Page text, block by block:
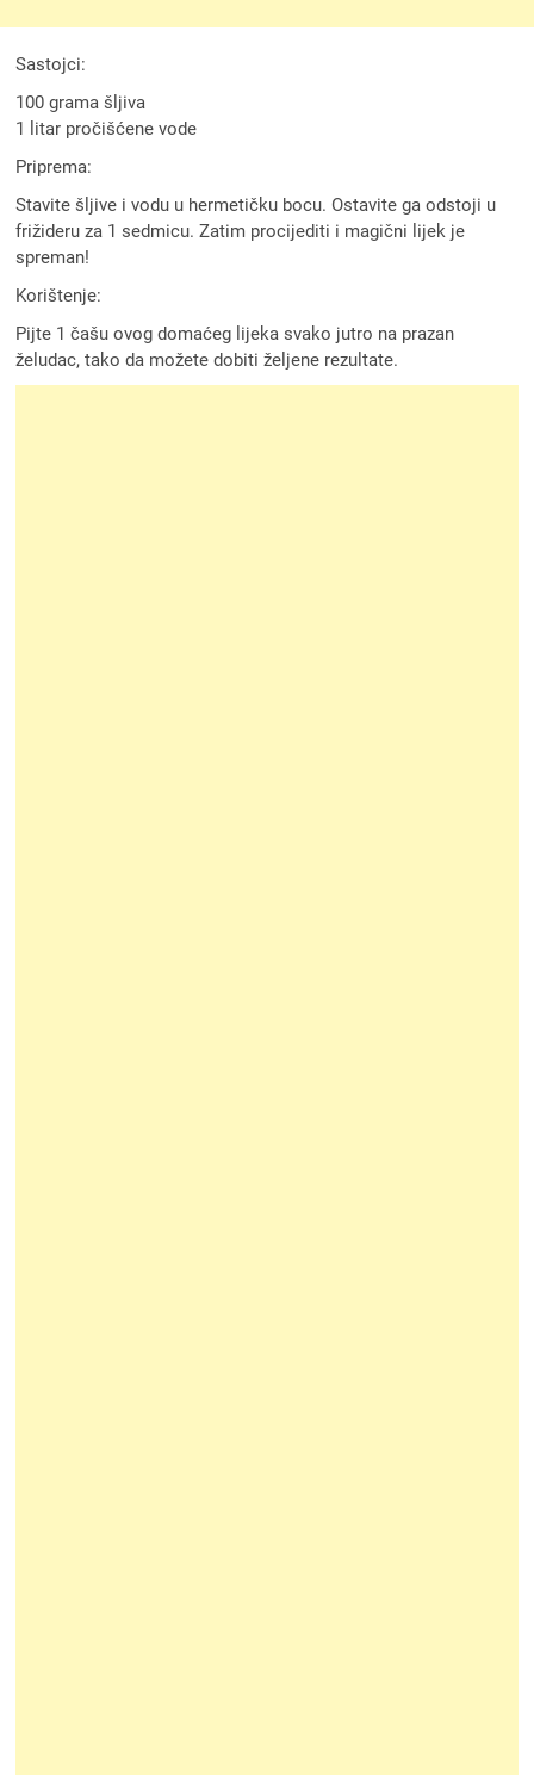
Sastojci:
100 grama šljiva
1 litar pročišćene vode
Priprema:
Stavite šljive i vodu u hermetičku bocu. Ostavite ga odstoji u
frižideru za 1 sedmicu. Zatim procijediti i magični lijek je
spreman!
Korištenje:
Pijte 1 čašu ovog domaćeg lijeka svako jutro na prazan
želudac, tako da možete dobiti željene rezultate.